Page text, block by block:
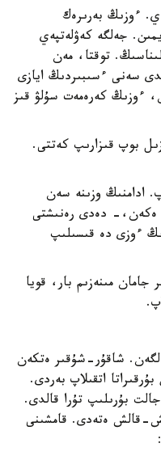
ءوزىڭ بەرىرەك
جەلگە كەۋلەتپەي
توقتا، مەن
سەنى ءسىبىردىڭ ايازى
ءوزىڭ كەرەمەت سۇلۋ قىز
بوپ قىزارىپ كەتتى.
ادامنىڭ وزىنە سەن
ەكەن،- دەدى رەنىشتى
ءوزى دە قىسىلىپ
مىنەزىم بار، قويا
شاقۇر-شۇقىر ەتكەن
اتقىلاپ بەردى.
بۇرىلىپ تۇرا قالدى.
قالش ەتەدى. قامشىنى